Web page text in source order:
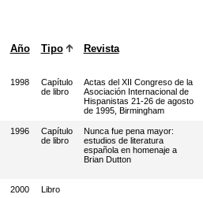
Año Tipo Revista
1998
Capítulo
de libro
Actas del XII Congreso de la
Asociación Internacional de
Hispanistas 21-26 de agosto
de 1995, Birmingham
1996
Capítulo
de libro
Nunca fue pena mayor:
estudios de literatura
española en homenaje a
Brian Dutton
2000 Libro